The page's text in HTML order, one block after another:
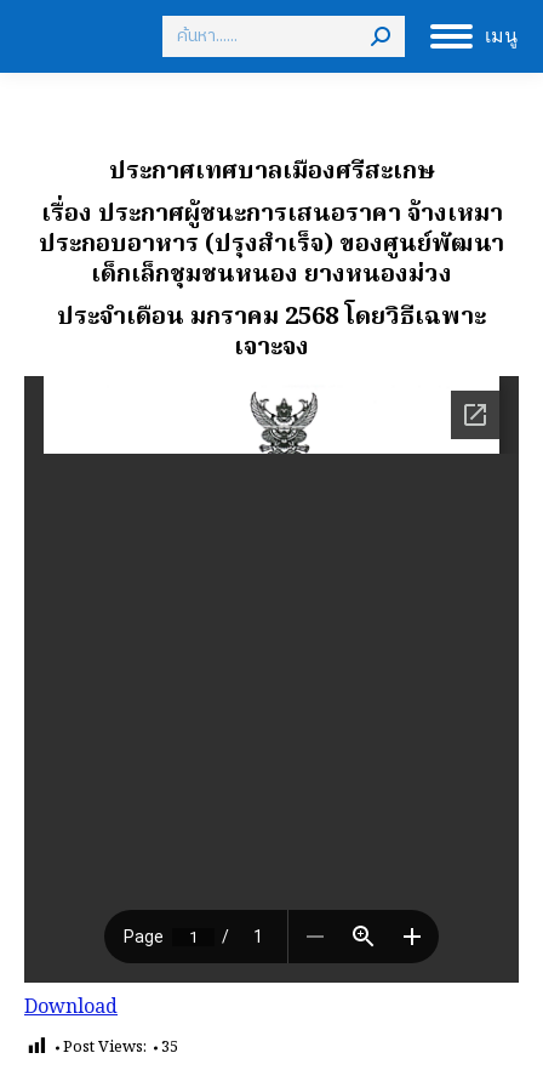
เมนู
Search:
ประกาศเทศบาลเมืองศรีสะเกษ
เรื่อง ประกาศผู้ชนะการเสนอราคา จ้างเหมา
ประกอบอาหาร (ปรุงสําเร็จ) ของศูนย์พัฒนา
เด็กเล็กชุมชนหนอง ยางหนองม่วง
ประจําเดือน มกราคม 2568 โดยวิธีเฉพาะ
เจาะจง
Download
Post Views: 35